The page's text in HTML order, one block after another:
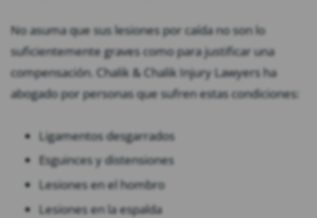
No asuma que sus lesiones por caída no son lo
suficientemente graves como para justificar una
compensación. Chalik & Chalik Injury Lawyers ha
abogado por personas que sufren estas condiciones:
Ligamentos desgarrados
Esguinces y distensiones
Lesiones en el hombro
Lesiones en la espalda